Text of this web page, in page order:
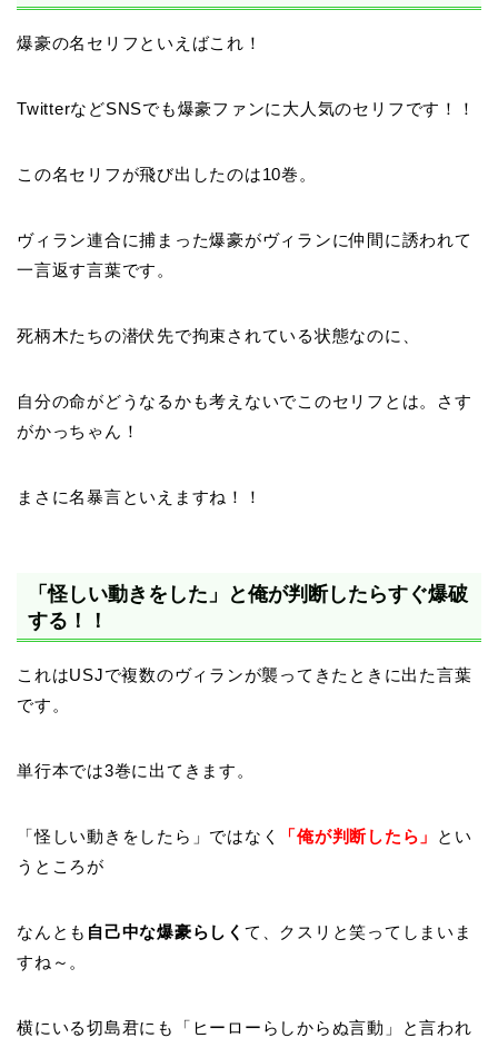
爆豪の名セリフといえばこれ！
TwitterなどSNSでも爆豪ファンに大人気のセリフです！！
この名セリフが飛び出したのは10巻。
ヴィラン連合に捕まった爆豪がヴィランに仲間に誘われて
一言返す言葉です。
死柄木たちの潜伏先で拘束されている状態なのに、
自分の命がどうなるかも考えないでこのセリフとは。さす
がかっちゃん！
まさに名暴言といえますね！！
「怪しい動きをした」と俺が判断したらすぐ爆破
する！！
これはUSJで複数のヴィランが襲ってきたときに出た言葉
です。
単行本では3巻に出てきます。
「怪しい動きをしたら」ではなく 「俺が判断したら」
とい
うところが
なんとも 自己中な爆豪らしく て、クスリと笑ってしまいま
すね～。
横にいる切島君にも「ヒーローらしからぬ言動」と言われ